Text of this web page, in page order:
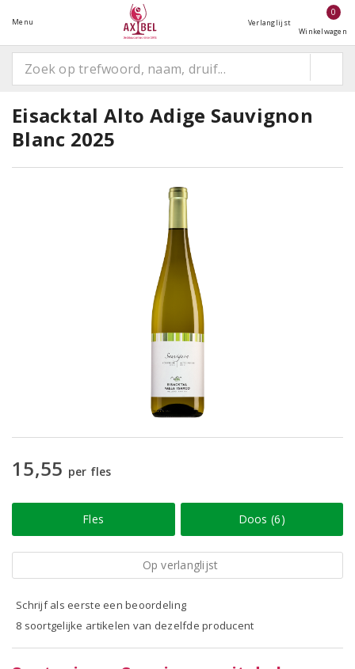
Menu Verlanglijst
0
Winkelwagen
Eisacktal Alto Adige Sauvignon
Blanc 2025
15,55 per fles
Fles Doos (6)
Op verlanglijst
Schrijf als eerste een beoordeling
8 soortgelijke artikelen van dezelfde producent